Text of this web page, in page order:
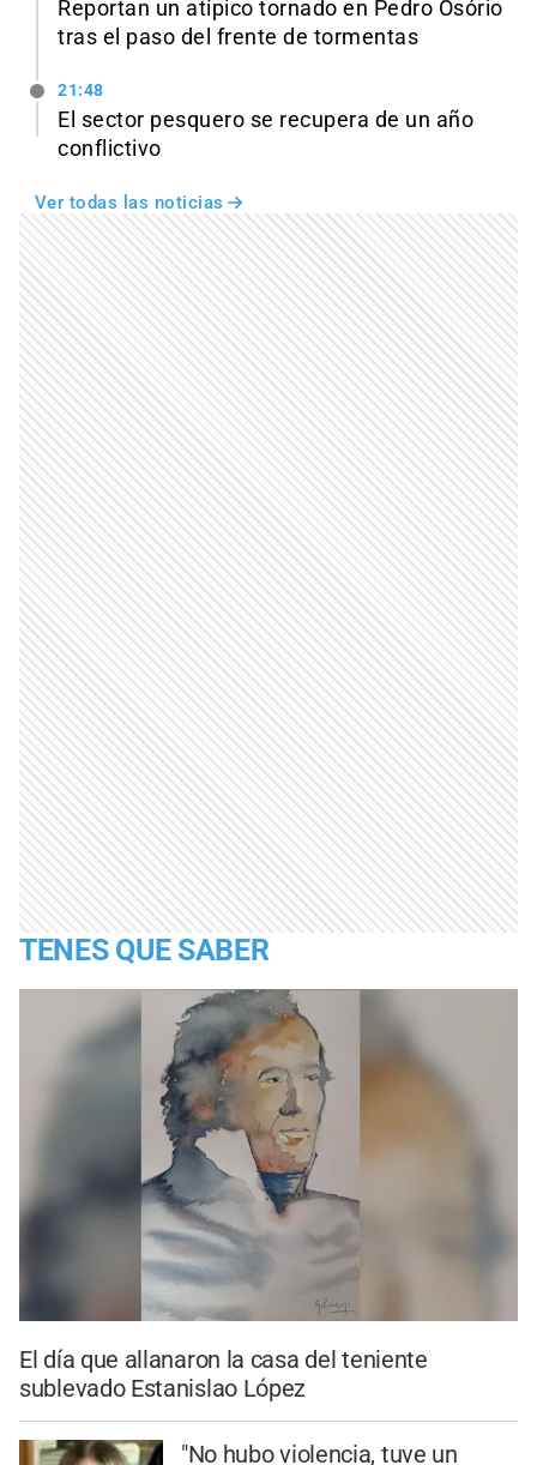
Reportan un atípico tornado en Pedro Osório
tras el paso del frente de tormentas
21:48
El sector pesquero se recupera de un año
conflictivo
Ver todas las noticias
TENES QUE SABER
El día que allanaron la casa del teniente
sublevado Estanislao López
"No hubo violencia, tuve un